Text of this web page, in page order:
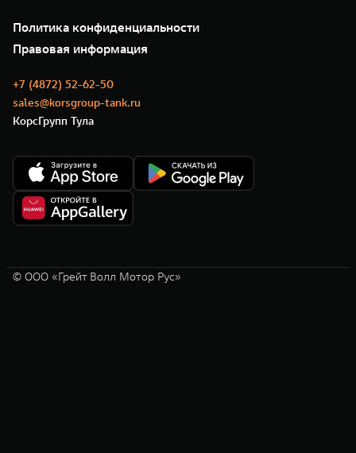
Сервис
Нулевое ТО
Моторные масла
35 лет GWM
GWM ТЕХ ДЕНЬ
Новости
Политика конфиденциальности
Правовая информация
+7 (4872) 52-62-50
sales@korsgroup-tank.ru
КорсГрупп Тула
© ООО «Грейт Волл Мотор Рус»